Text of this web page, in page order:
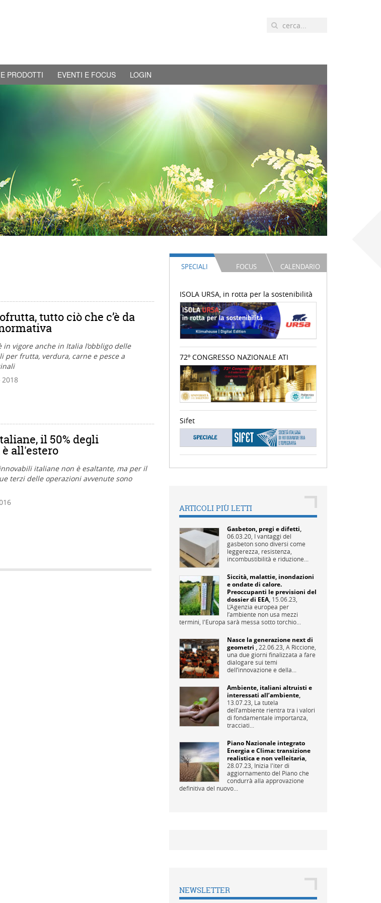
PRODOTTI EVENTI E FOCUS LOGIN
tutto ciò che c’è da
in vigore anche in Italia l’obbligo delle
per frutta, verdura, carne e pesce a
2018
il 50% degli
all'estero
italiane non è esaltante, ma per il
terzi delle operazioni avvenute sono
SPECIALI FOCUS CALENDARIO
ISOLA URSA, in rotta per la sostenibilità
72º CONGRESSO NAZIONALE ATI
Sifet
ARTICOLI PIÙ LETTI
Gasbeton, pregi e difetti,
06.03.20, I vantaggi del
gasbeton sono diversi come
leggerezza, resistenza,
incombustibilità e riduzione...
Siccità, malattie, inondazioni
e ondate di calore.
Preoccupanti le previsioni del
dossier di EEA, 15.06.23,
L’Agenzia europea per
l’ambiente non usa mezzi
termini, l'Europa sarà messa sotto torchio...
Nasce la generazione next di
geometri , 22.06.23, A Riccione,
una due giorni finalizzata a fare
dialogare sui temi
dell’innovazione e della...
Ambiente, italiani altruisti e
interessati all’ambiente,
13.07.23, La tutela
dell’ambiente rientra tra i valori
di fondamentale importanza,
tracciati...
Piano Nazionale integrato
Energia e Clima: transizione
realistica e non velleitaria,
28.07.23, Inizia l'iter di
aggiornamento del Piano che
condurrà alla approvazione
definitiva del nuovo...
NEWSLETTER